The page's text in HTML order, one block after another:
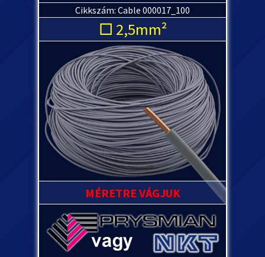
Cikkszám: Cable 000017_100
□ 2,5mm²
MÉRETRE VÁGJUK